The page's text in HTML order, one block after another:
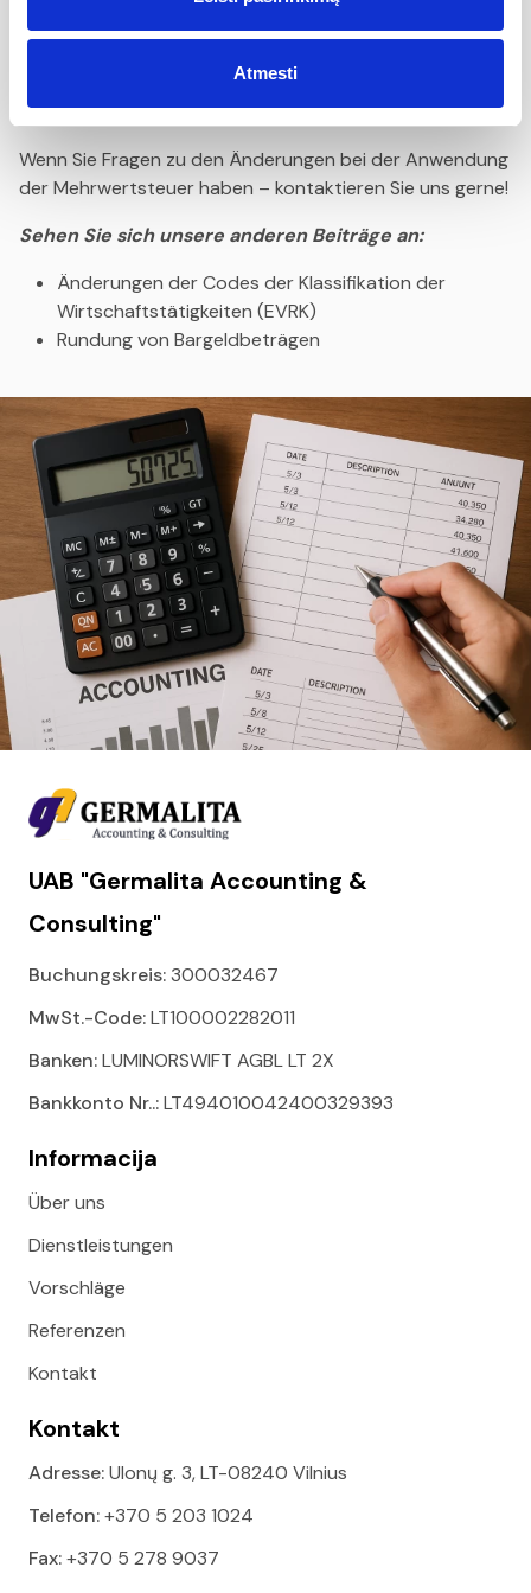
Atmesti
vereinfachen und transparenter zu gestalten sowie
unterschiedlicher Größe und den Märkten der
verschiedenen EU-Mitgliedstaaten zu gewährleisten.
Wenn Sie Fragen zu den Änderungen bei der Anwendung
der Mehrwertsteuer haben – kontaktieren Sie uns gerne!
Sehen Sie sich unsere anderen Beiträge an:
Änderungen der Codes der Klassifikation der
Wirtschaftstätigkeiten (EVRK)
Rundung von Bargeldbeträgen
UAB "Germalita Accounting &
Consulting"
Buchungskreis:300032467
MwSt.-Code:LT100002282011
Banken:LUMINORSWIFT AGBL LT 2X
Bankkonto Nr..:LT494010042400329393
Informacija
Über uns
Dienstleistungen
Vorschläge
Referenzen
Kontakt
Kontakt
Adresse:Ulonų g. 3, LT-08240 Vilnius
Telefon:+370 5 203 1024
Fax:+370 5 278 9037